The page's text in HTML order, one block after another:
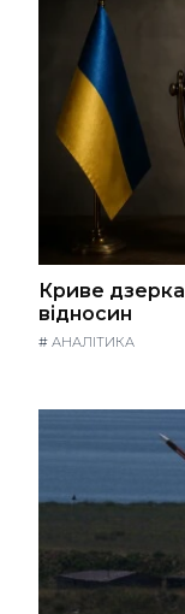
Криве
відносин
# АНАЛІТИКА